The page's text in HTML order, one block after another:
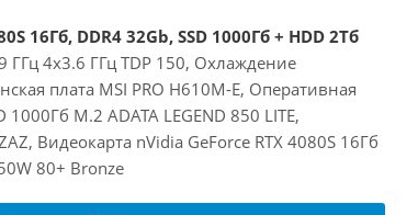
16Гб, DDR4 32Gb, SSD 1000Гб + HDD 2Тб
ГГц 4x3.6 ГГц TDP 150, Охлаждение
плата MSI PRO H610M-E, Оперативная
M.2 ADATA LEGEND 850 LITE,
Видеокарта nVidia GeForce RTX 4080S 16Гб
80+ Bronze